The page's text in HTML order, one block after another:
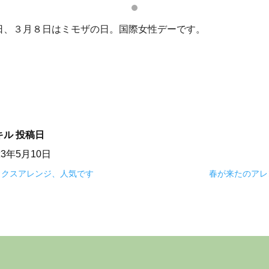
、３月８日はミモザの日。国際女性デーです。
ル 投稿日
年5月10日
スアレンジ、人気です 春が来たのア